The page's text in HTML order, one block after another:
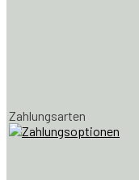
Zahlungsarten